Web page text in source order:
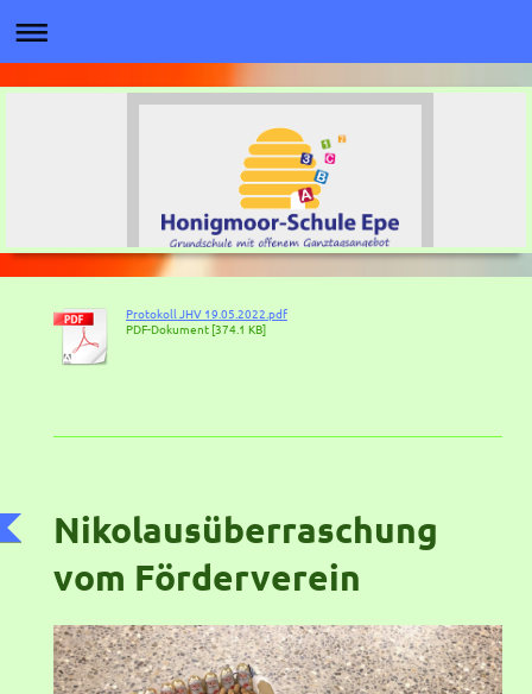
Protokoll JHV 19.05.2022.pdf
PDF-Dokument [374.1 KB]
Nikolausüberraschung
vom Förderverein